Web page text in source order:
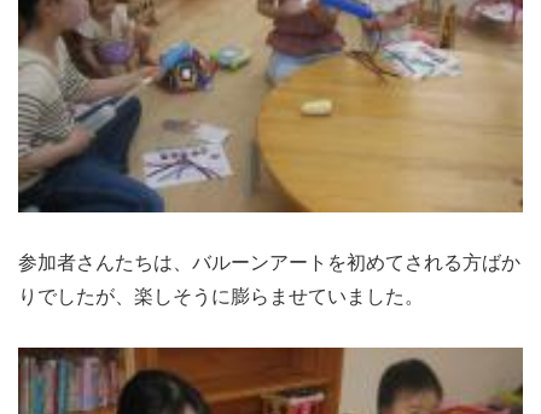
参加者さんたちは、バルーンアートを初めてされる方ばか
りでしたが、楽しそうに膨らませていました。